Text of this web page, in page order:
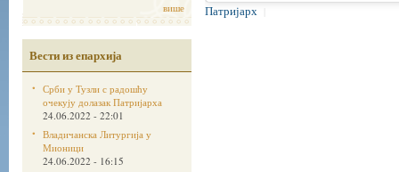
више
Вести из епархија
Срби у Тузли с радошћу
очекују долазак Патријарха
24.06.2022 - 22:01
Владичанска Литургија у
Мионици
24.06.2022 - 16:15
Патријарх